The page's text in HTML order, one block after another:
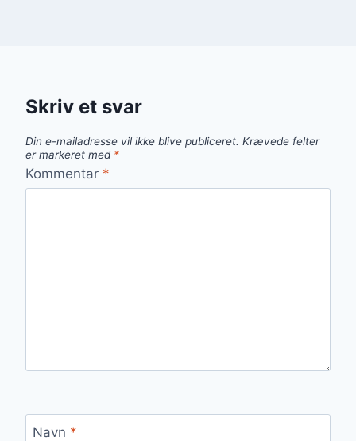
Skriv et svar
Din e-mailadresse vil ikke blive publiceret. Krævede felter
er markeret med *
Kommentar *
Navn *